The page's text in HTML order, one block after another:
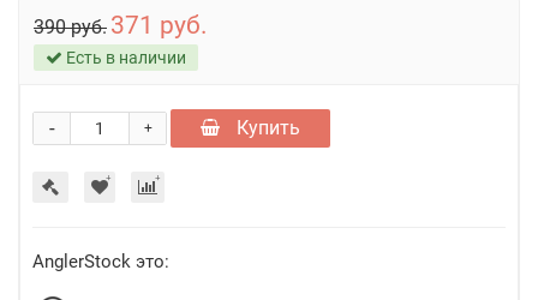
390 руб. 371 руб.
Есть в наличии
+
- Купить
AnglerStock это: